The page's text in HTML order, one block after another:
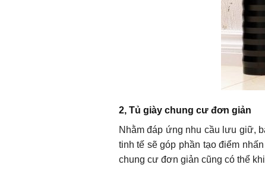
2, Tủ giày chung cư đơn giản
Nhằm đáp ứng nhu cầu lưu giữ,
tinh tế sẽ góp phần tạo điểm
chung cư đơn giản cũng có thể